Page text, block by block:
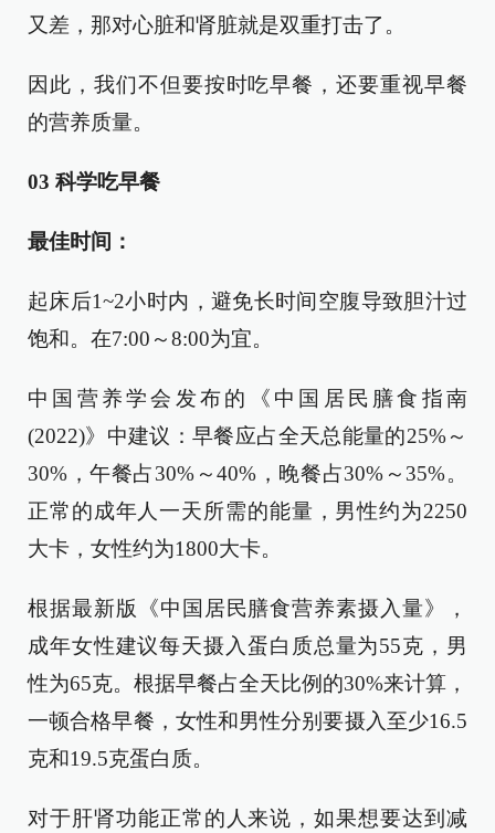
又差，那对心脏和肾脏就是双重打击了。
因此，我们不但要按时吃早餐，还要重视早餐
的营养质量。
03 科学吃早餐
最佳时间：
起床后1~2小时内，避免长时间空腹导致胆汁过
饱和。在7:00～8:00为宜。
中国营养学会发布的《中国居民膳食指南
(2022)》中建议：早餐应占全天总能量的25%～
30%，午餐占30%～40%，晚餐占30%～35%。
正常的成年人一天所需的能量，男性约为2250
大卡，女性约为1800大卡。
根据最新版《中国居民膳食营养素摄入量》，
成年女性建议每天摄入蛋白质总量为55克，男
性为65克。根据早餐占全天比例的30%来计算，
一顿合格早餐，女性和男性分别要摄入至少16.5
克和19.5克蛋白质。
对于肝肾功能正常的人来说，如果想要达到减